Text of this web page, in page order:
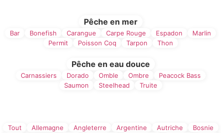
Pêche en mer
Bar Bonefish Carangue Carpe Rouge Espadon
Marlin
Permit
Poisson Coq Tarpon Thon
Pêche en eau douce
Carnassiers Dorado Omble Ombre
Peacock Bass
Saumon
Steelhead Truite
Tout Allemagne Angleterre Argentine Autriche
Bosnie